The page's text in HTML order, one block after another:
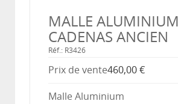
MALLE
CADENAS ANCIEN
Réf.: R3426
Prix ​​de vente460,00 €
Malle Aluminium